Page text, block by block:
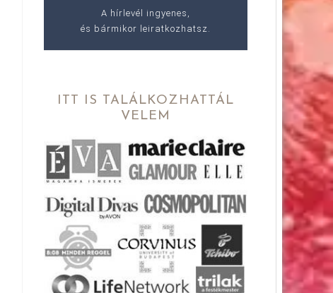
A hírlevél ingyenes,
és bármikor leiratkozhatsz.
ITT IS TALÁLKOZHATTÁL
VELEM